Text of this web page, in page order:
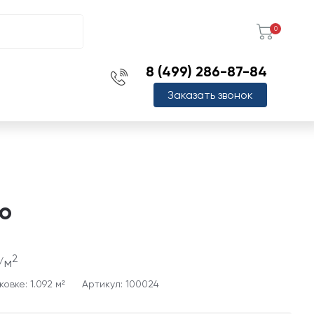
0
8 (499) 286-87-84
Заказать звонок
м2
1.092 м² Артикул: 100024